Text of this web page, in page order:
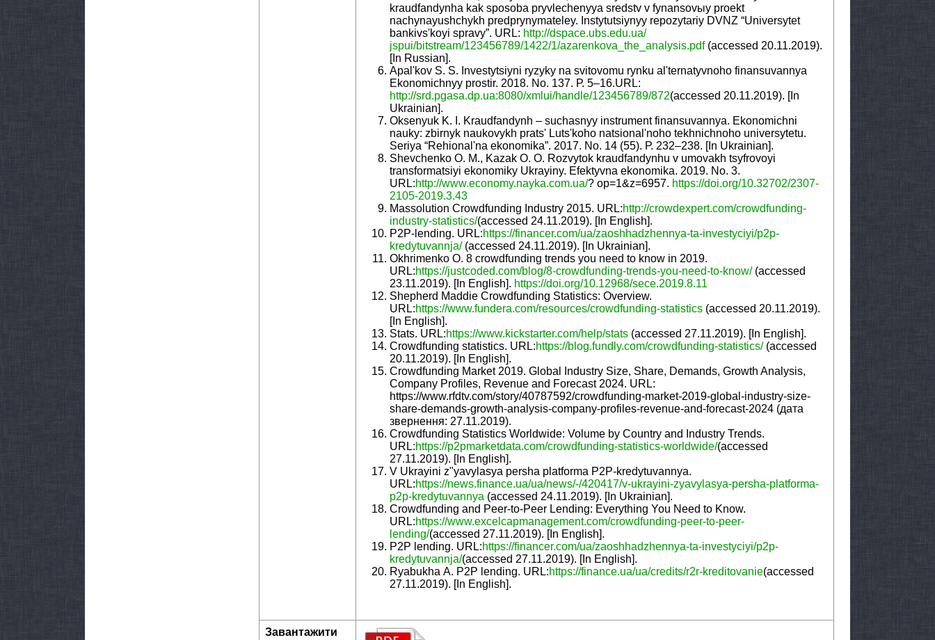
kraudfandynha kak sposoba pryvlechenyya sredstv v fynansovыy proekt
nachynayushchykh predprynymateley. Instytutsiynyy repozytariy DVNZ “Universytet
bankivs'koyi spravy”. URL: http://dspace.ubs.edu.ua/
jspui/bitstream/123456789/1422/1/azarenkova_the_analysis.pdf(accessed 20.11.2019).
[In Russian].
Apal'kov S. S. Investytsiyni ryzyky na svitovomu rynku al'ternatyvnoho finansuvannya
Ekonomichnyy prostir. 2018. No. 137. Р. 5–16.URL:
http://srd.pgasa.dp.ua:8080/xmlui/handle/123456789/872(accessed 20.11.2019). [In
Ukrainian].
Oksenyuk K. I. Kraudfandynh – suchasnyy instrument finansuvannya. Ekonomichni
nauky: zbirnyk naukovykh prats' Luts'koho natsional'noho tekhnichnoho universytetu.
Seriya “Rehional'na ekonomika”. 2017. No. 14 (55). Р. 232–238. [In Ukrainian].
Shevchenko O. M., Kazak O. O. Rozvytok kraudfandynhu v umovakh tsyfrovoyi
transformatsiyi ekonomiky Ukrayiny. Efektyvna ekonomika. 2019. No. 3.
URL:http://www.economy.nayka.com.ua/? op=1&z=6957. https://doi.org/10.32702/2307-
2105-2019.3.43
Massolution Crowdfunding Industry 2015. URL:http://crowdexpert.com/crowdfunding-
industry-statistics/(accessed 24.11.2019). [In English].
P2P-lending. URL:https://financer.com/ua/zaoshhadzhennya-ta-investyciyi/p2p-
kredytuvannja/(accessed 24.11.2019). [In Ukrainian].
Okhrimenko O. 8 crowdfunding trends you need to know in 2019.
URL:https://justcoded.com/blog/8-crowdfunding-trends-you-need-to-know/(accessed
23.11.2019). [In English]. https://doi.org/10.12968/sece.2019.8.11
Shepherd Maddie Crowdfunding Statistics: Overview.
URL:https://www.fundera.com/resources/crowdfunding-statistics (accessed 20.11.2019).
[In English].
Stats. URL:https://www.kickstarter.com/help/stats (accessed 27.11.2019). [In English].
Crowdfunding statistics. URL:https://blog.fundly.com/crowdfunding-statistics/(accessed
20.11.2019). [In English].
Crowdfunding Market 2019. Global Industry Size, Share, Demands, Growth Analysis,
Company Profiles, Revenue and Forecast 2024. URL:
https://www.rfdtv.com/story/40787592/crowdfunding-market-2019-global-industry-size-
share-demands-growth-analysis-company-profiles-revenue-and-forecast-2024 (дата
звернення: 27.11.2019).
Crowdfunding Statistics Worldwide: Volume by Country and Industry Trends.
URL:https://p2pmarketdata.com/crowdfunding-statistics-worldwide/(accessed
27.11.2019). [In English].
V Ukrayini z"yavylasya persha platforma P2P-kredytuvannya.
URL:https://news.finance.ua/ua/news/-/420417/v-ukrayini-zyavylasya-persha-platforma-
p2p-kredytuvannya (accessed 24.11.2019). [In Ukrainian].
Crowdfunding and Peer-to-Peer Lending: Everything You Need to Know.
URL:https://www.excelcapmanagement.com/crowdfunding-peer-to-peer-
lending/(accessed 27.11.2019). [In English].
P2P lending. URL:https://financer.com/ua/zaoshhadzhennya-ta-investyciyi/p2p-
kredytuvannja/(accessed 27.11.2019). [In English].
Ryabukha A. P2P lending. URL:https://finance.ua/ua/credits/r2r-kreditovanie(accessed
27.11.2019). [In English].
Завантажити